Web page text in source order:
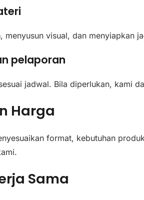
menyusun visual, dan menyiapkan
pelaporan
jadwal. Bila diperlukan, kami
Harga
format, kebutuhan
Sama